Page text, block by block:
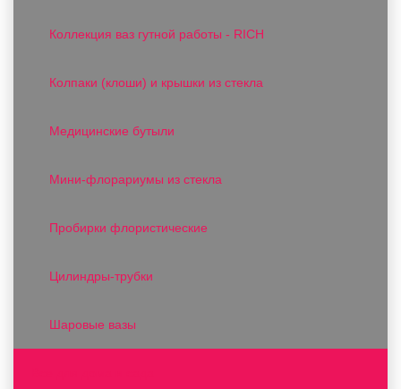
Коллекция ваз гутной работы - RICH
Колпаки (клоши) и крышки из стекла
Медицинские бутыли
Мини-флорариумы из стекла
Пробирки флористические
Цилиндры-трубки
Шаровые вазы